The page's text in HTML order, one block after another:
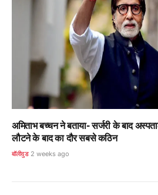
अमिताभ बच्चन ने बताया- सर्जरी के बाद
लौटने के बाद का दौर सबसे कठिन
बॉलीवुड 2 weeks ago